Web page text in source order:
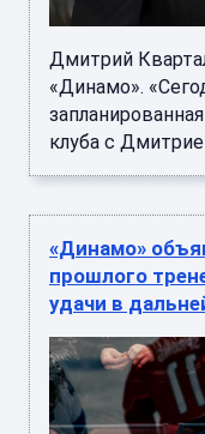
Дмитрий
«Динамо».
клуба с
«Динамо»
прошлого
удачи в